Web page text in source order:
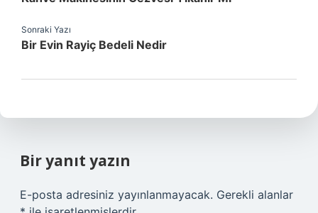
Sonraki Yazı
Bir Evin Rayiç Bedeli Nedir
Bir yanıt yazın
E-posta adresiniz yayınlanmayacak. Gerekli alanlar